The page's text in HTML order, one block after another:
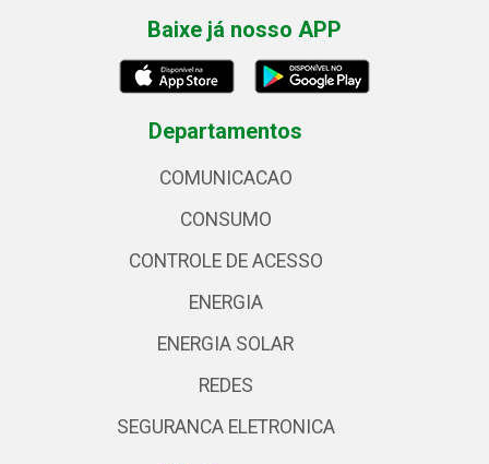
Baixe já nosso APP
Departamentos
COMUNICACAO
CONSUMO
CONTROLE DE ACESSO
ENERGIA
ENERGIA SOLAR
REDES
SEGURANCA ELETRONICA